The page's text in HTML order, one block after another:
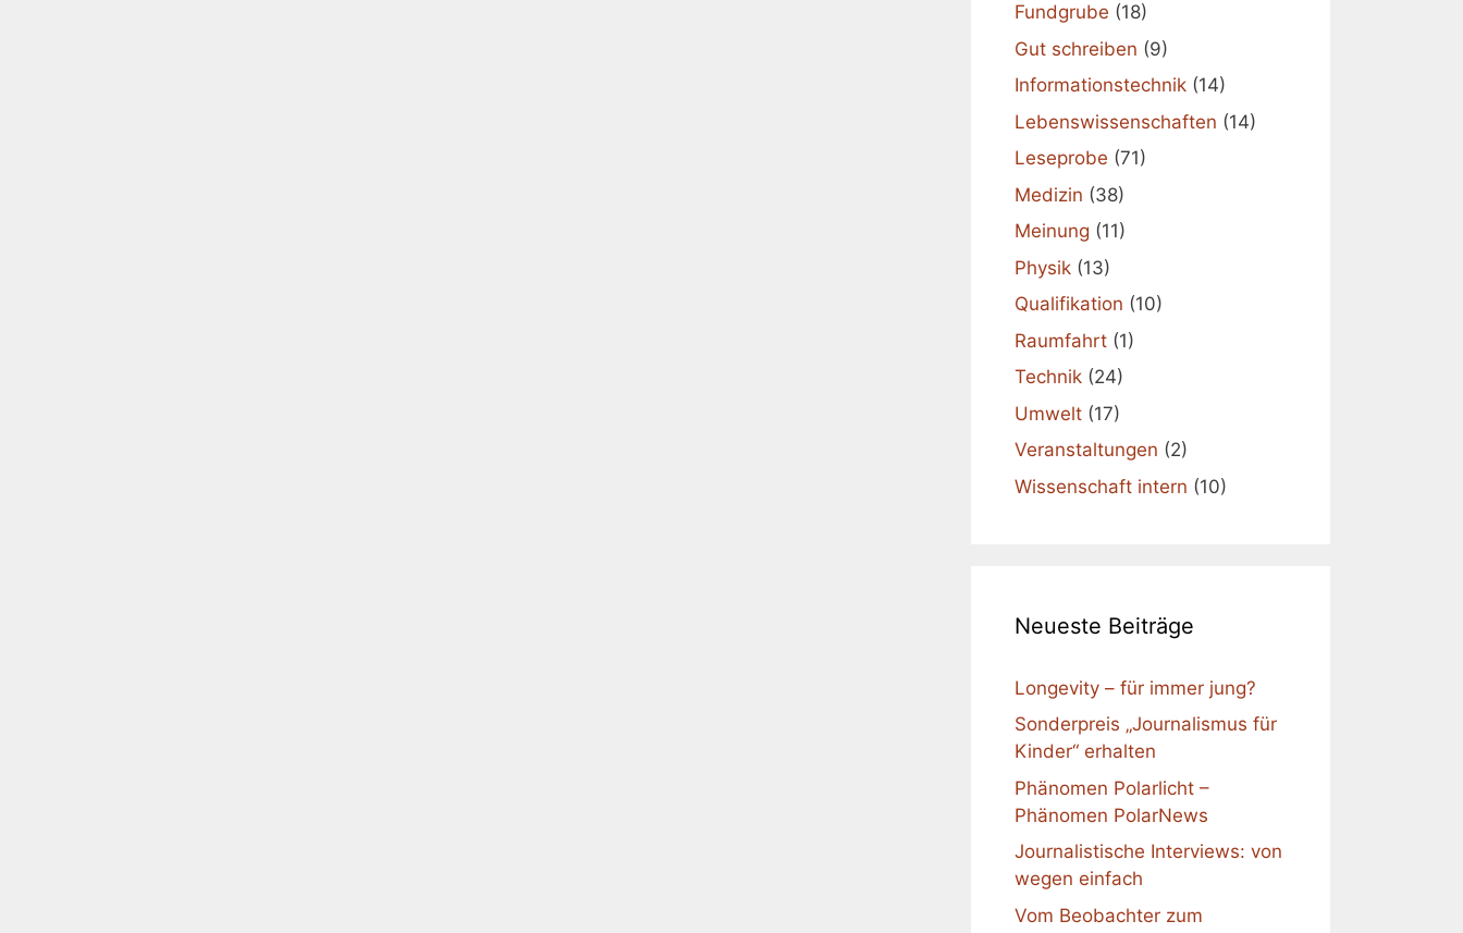
Fundgrube (18)
Gut schreiben (9)
Informationstechnik (14)
Lebenswissenschaften (14)
Leseprobe (71)
Medizin (38)
Meinung (11)
Physik (13)
Qualifikation (10)
Raumfahrt (1)
Technik (24)
Umwelt (17)
Veranstaltungen (2)
Wissenschaft intern (10)
Neueste Beiträge
Longevity – für immer jung?
Sonderpreis „Journalismus für
Kinder“ erhalten
Phänomen Polarlicht –
Phänomen PolarNews
Journalistische Interviews: von
wegen einfach
Vom Beobachter zum